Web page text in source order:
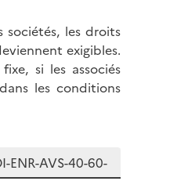
les droits
exigibles.
si les associés
les conditions